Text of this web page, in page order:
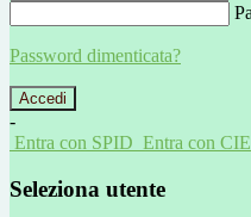
Password dimenticata?
-
Entra con SPID Entra con CIE
Seleziona utente